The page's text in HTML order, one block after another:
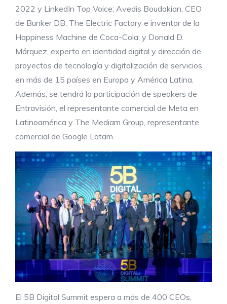
2022 y LinkedIn Top Voice; Avedis Boudakian, CEO
de Bunker DB, The Electric Factory e inventor de la
Happiness Machine de Coca-Cola; y Donald D.
Márquez, experto en identidad digital y dirección de
proyectos de tecnología y digitalización de servicios
en más de 15 países en Europa y América Latina.
Además, se tendrá la participación de speakers de
Entravisión, el representante comercial de Meta en
Latinoamérica y The Mediam Group, representante
comercial de Google Latam.
El 5B Digital Summit espera a más de 400 CEOs,